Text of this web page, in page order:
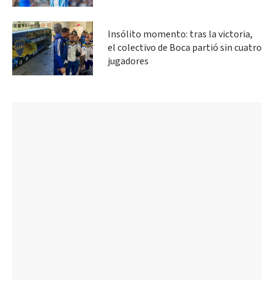
Insólito momento: tras la victoria,
el colectivo de Boca partió sin cuatro
jugadores